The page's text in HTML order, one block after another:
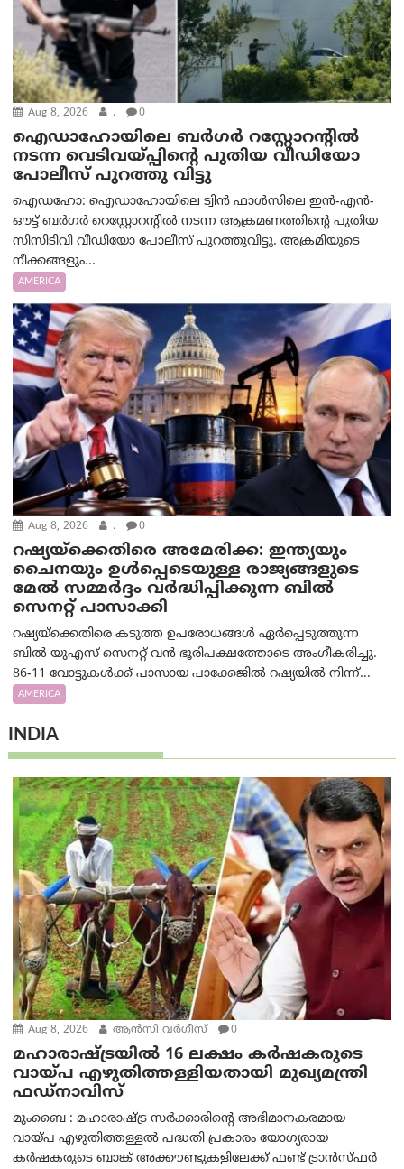
Aug 8, 2026 . 0
ഐഡാഹോയിലെ ബർഗർ റസ്റ്റോറന്റിൽ
നടന്ന വെടിവയ്പ്പിന്റെ പുതിയ വീഡിയോ
പോലീസ് പുറത്തു വിട്ടു
ഐഡഹോ: ഐഡാഹോയിലെ ട്വിൻ ഫാൾസിലെ ഇൻ-എൻ-
ഔട്ട് ബർഗർ റെസ്റ്റോറന്റിൽ നടന്ന ആക്രമണത്തിന്റെ പുതിയ
സിസിടിവി വീഡിയോ പോലീസ് പുറത്തുവിട്ടു. അക്രമിയുടെ
നീക്കങ്ങളും...
AMERICA
Aug 8, 2026 . 0
റഷ്യയ്‌ക്കെതിരെ അമേരിക്ക: ഇന്ത്യയും
ചൈനയും ഉൾപ്പെടെയുള്ള രാജ്യങ്ങളുടെ
മേൽ സമ്മർദ്ദം വർദ്ധിപ്പിക്കുന്ന ബിൽ
സെനറ്റ് പാസാക്കി
റഷ്യയ്‌ക്കെതിരെ കടുത്ത ഉപരോധങ്ങൾ ഏർപ്പെടുത്തുന്ന
ബിൽ യുഎസ് സെനറ്റ് വൻ ഭൂരിപക്ഷത്തോടെ അംഗീകരിച്ചു.
86-11 വോട്ടുകൾക്ക് പാസായ പാക്കേജിൽ റഷ്യയിൽ നിന്ന്...
AMERICA
INDIA
Aug 8, 2026 ആന്‍സി വര്‍ഗീസ് 0
മഹാരാഷ്ട്രയിൽ 16 ലക്ഷം കർഷകരുടെ
വായ്പ എഴുതിത്തള്ളിയതായി മുഖ്യമന്ത്രി
ഫഡ്‌നാവിസ്
മുംബൈ : മഹാരാഷ്ട്ര സർക്കാരിന്റെ അഭിമാനകരമായ
വായ്പ എഴുതിത്തള്ളൽ പദ്ധതി പ്രകാരം യോഗ്യരായ
കർഷകരുടെ ബാങ്ക് അക്കൗണ്ടുകളിലേക്ക് ഫണ്ട് ട്രാൻസ്ഫർ